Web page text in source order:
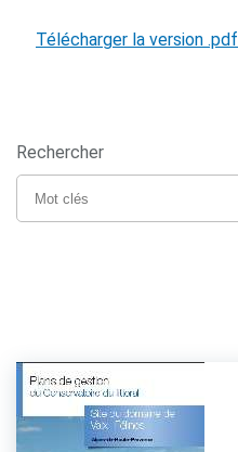
Télécharger la version .pdf
Rechercher